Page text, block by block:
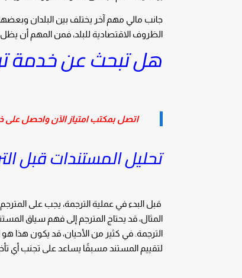
جانب مالي مهم آخر يختلف بين البلدان
الظروف الاقتصادية للبلد، فمن المهم أن يظل
هل تبحث عن خدمة
اتصل بمكتب امتياز الآن واحصل على
تحليل المستندات قبل
قبل البدء في عملية الترجمة، يجب على
المثال، قد يحتاج المترجم إلى فهم سياق
الترجمة. في كثير من الأحيان، قد يكون هذا هو
لتقييم المستند مسبقًا يساعد على تجنب أي